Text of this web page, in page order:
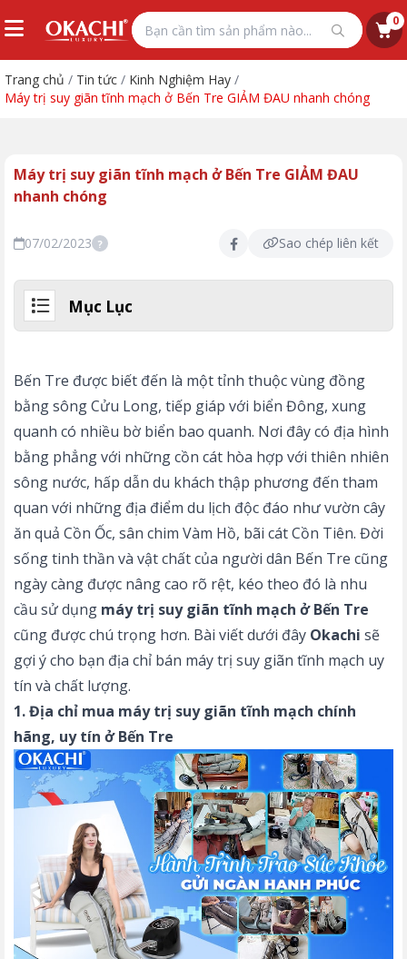
0
Trang chủ / Tin tức / Kinh Nghiệm Hay /
Máy trị suy giãn tĩnh mạch ở Bến Tre GIẢM ĐAU nhanh chóng
Máy trị suy giãn tĩnh mạch ở Bến Tre GIẢM ĐAU
nhanh chóng
07/02/2023 ? Sao chép liên kết
Mục Lục
Bến Tre được biết đến là một tỉnh thuộc vùng đồng
bằng sông Cửu Long, tiếp giáp với biển Đông, xung
quanh có nhiều bờ biển bao quanh. Nơi đây có địa hình
bằng phẳng với những cồn cát hòa hợp với thiên nhiên
sông nước, hấp dẫn du khách thập phương đến tham
quan với những địa điểm du lịch độc đáo như vườn cây
ăn quả Cồn Ốc, sân chim Vàm Hồ, bãi cát Cồn Tiên. Đời
sống tinh thần và vật chất của người dân Bến Tre cũng
ngày càng được nâng cao rõ rệt, kéo theo đó là nhu
cầu sử dụng máy trị suy giãn tĩnh mạch ở Bến Tre
cũng được chú trọng hơn. Bài viết dưới đây Okachi sẽ
gợi ý cho bạn địa chỉ bán máy trị suy giãn tĩnh mạch uy
tín và chất lượng.
1. Địa chỉ mua máy trị suy giãn tĩnh mạch chính
hãng, uy tín ở Bến Tre